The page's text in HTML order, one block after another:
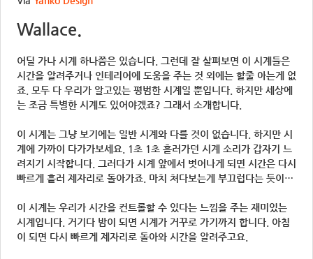
Wallace.
어딜 가나 시계 하나쯤은 있습니다. 그런데 잘 살펴보면 이 시계들은
시간을 알려주거나 인테리어에 도움을 주는 것 외에는 할줄 아는게 없
죠. 모두 다 우리가 알고있는 평범한 시계일 뿐입니다. 하지만 세상에
는 조금 특별한 시계도 있어야겠죠? 그래서 소개합니다.
이 시계는 그냥 보기에는 일반 시계와 다를 것이 없습니다. 하지만 시
계에 가까이 다가가보세요. 1초 1초 흘러가던 시계 소리가 갑자기 느
려지기 시작합니다. 그러다가 시계 앞에서 벗어나게 되면 시간은 다시
빠르게 흘러 제자리로 돌아가죠. 마치 쳐다보는게 부끄럽다는 듯이…
이 시계는 우리가 시간을 컨트롤할 수 있다는 느낌을 주는 재미있는
시계입니다. 거기다 밤이 되면 시계가 거꾸로 가기까지 합니다. 아침
이 되면 다시 빠르게 제자리로 돌아와 시간을 알려주고요.